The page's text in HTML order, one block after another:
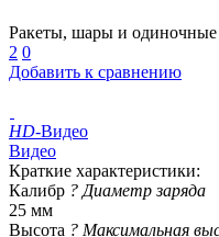
Ракеты, шары и
2 0
Добавить к сравнению
HD-Видео
Видео
Краткие характеристики:
Калибр ? Диаметр заряда
25 мм
Высота ? Максимальная